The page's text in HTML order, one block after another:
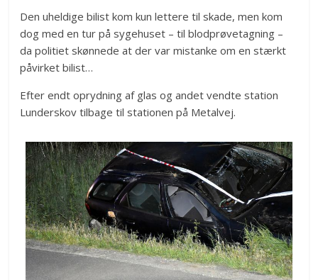
Den uheldige bilist kom kun lettere til skade, men kom
dog med en tur på sygehuset – til blodprøvetagning –
da politiet skønnede at der var mistanke om en stærkt
påvirket bilist…
Efter endt oprydning af glas og andet vendte station
Lunderskov tilbage til stationen på Metalvej.